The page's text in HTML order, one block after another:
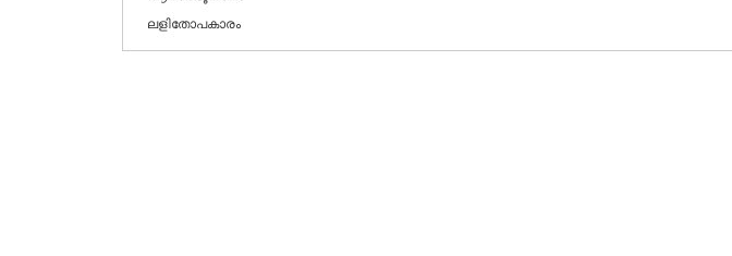
ലളിതോപകാരം